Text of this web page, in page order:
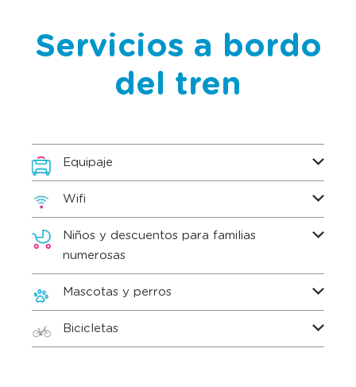
Servicios a bordo
del tren
Equipaje
Wifi
Niños y descuentos para familias
numerosas
Mascotas y perros
Bicicletas